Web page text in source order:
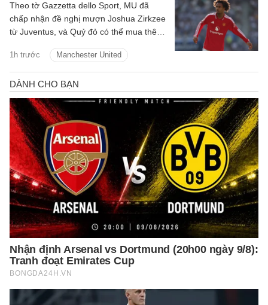
1h trước Manchester United
Theo tờ Gazzetta dello Sport, MU đã
chấp nhận đề nghị mượn Joshua Zirkzee
từ Juventus, và Quỷ đỏ có thể mua thêm
2026.